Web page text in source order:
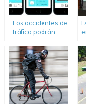
Los accidentes de
tráfico podrán
una App
denominada
Drivies